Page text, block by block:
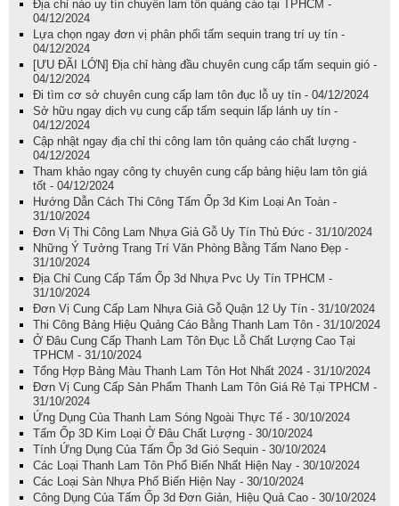
Địa chỉ nào uy tín chuyên lam tôn quảng cáo tại TPHCM -
04/12/2024
Lựa chọn ngay đơn vị phân phối tấm sequin trang trí uy tín -
04/12/2024
[ƯU ĐÃI LỚN] Địa chỉ hàng đầu chuyên cung cấp tấm sequin gió -
04/12/2024
Đi tìm cơ sở chuyên cung cấp lam tôn đục lỗ uy tín - 04/12/2024
Sở hữu ngay dịch vụ cung cấp tấm sequin lấp lánh uy tín -
04/12/2024
Cập nhật ngay địa chỉ thi công lam tôn quảng cáo chất lượng -
04/12/2024
Tham khảo ngay công ty chuyên cung cấp bảng hiệu lam tôn giá
tốt - 04/12/2024
Hướng Dẫn Cách Thi Công Tấm Ốp 3d Kim Loại An Toàn -
31/10/2024
Đơn Vị Thi Công Lam Nhựa Giả Gỗ Uy Tín Thủ Đức - 31/10/2024
Những Ý Tưởng Trang Trí Văn Phòng Bằng Tấm Nano Đẹp -
31/10/2024
Địa Chỉ Cung Cấp Tấm Ốp 3d Nhựa Pvc Uy Tín TPHCM -
31/10/2024
Đơn Vị Cung Cấp Lam Nhựa Giả Gỗ Quận 12 Uy Tín - 31/10/2024
Thi Công Bảng Hiệu Quảng Cáo Bằng Thanh Lam Tôn - 31/10/2024
Ở Đâu Cung Cấp Thanh Lam Tôn Đục Lỗ Chất Lượng Cao Tại
TPHCM - 31/10/2024
Tổng Hợp Bảng Màu Thanh Lam Tôn Hot Nhất 2024 - 31/10/2024
Đơn Vị Cung Cấp Sản Phẩm Thanh Lam Tôn Giá Rẻ Tại TPHCM -
31/10/2024
Ứng Dụng Của Thanh Lam Sóng Ngoài Thực Tế - 30/10/2024
Tấm Ốp 3D Kim Loại Ở Đâu Chất Lượng - 30/10/2024
Tính Ứng Dụng Của Tấm Ốp 3d Gió Sequin - 30/10/2024
Các Loại Thanh Lam Tôn Phổ Biến Nhất Hiện Nay - 30/10/2024
Các Loại Sàn Nhựa Phổ Biến Hiện Nay - 30/10/2024
Công Dụng Của Tấm Ốp 3d Đơn Giản, Hiệu Quả Cao - 30/10/2024